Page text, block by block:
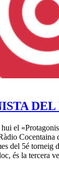
DEL
el
Cocentaina
del 5é torneig
és la tercera